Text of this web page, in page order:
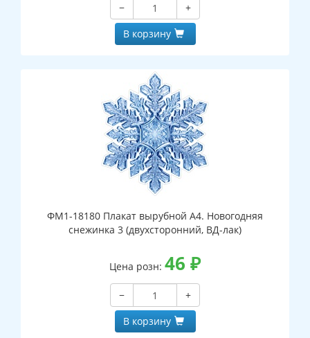
−
+
В корзину
ФМ1-18180 Плакат вырубной А4. Новогодняя
снежинка 3 (двухсторонний, ВД-лак)
Цена розн: 46 ₽
−
+
В корзину